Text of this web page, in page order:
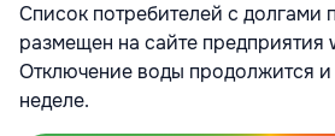
Список потребителей с долгами
размещен на сайте предприятия
Отключение воды продолжится
неделе.